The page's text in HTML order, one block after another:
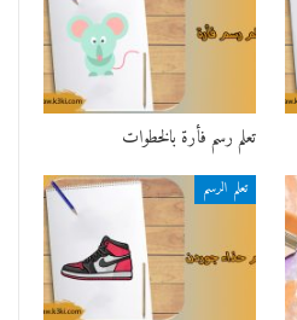
تعلم رسم فأرة بالخطوات
تعلم الرسم